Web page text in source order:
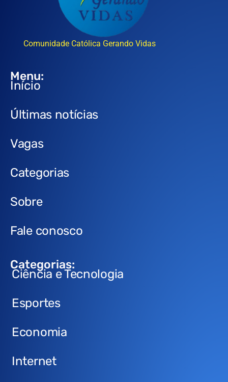
Comunidade Católica Gerando Vidas
Menu:
Início
Últimas notícias
Vagas
Categorias
Sobre
Fale conosco
Categorias:
Ciência e Tecnologia
Esportes
Economia
Internet